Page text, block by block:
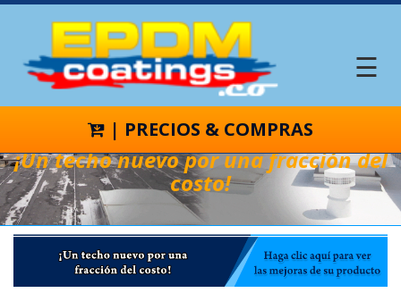
HOME
&
COMPRAS
CAUCHO
BUTILO
LÍQUIDO
☰
| PRECIOS & COMPRAS
¡Un techo nuevo por una fracción del
costo!